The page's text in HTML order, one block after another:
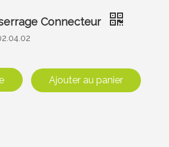
Connecteur
Ajouter au panier